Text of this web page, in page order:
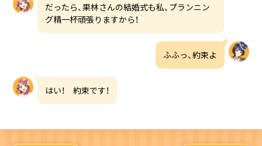
だったら、果林さんの結婚式も私、プランニン
グ精一杯頑張りますから！
ふふっ、約束よ
はい！ 約束です！